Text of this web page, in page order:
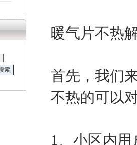
暖气片不热
首先，我们
不热的可以
1、小区内